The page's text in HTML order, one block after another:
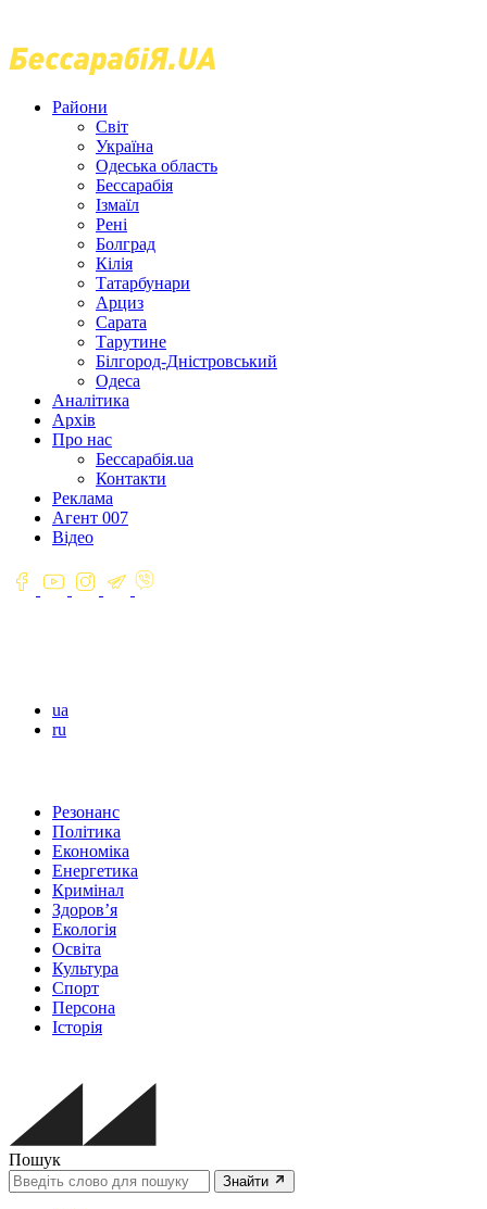
Райони
Світ
Україна
Одеська область
Бессарабія
Ізмаїл
Рені
Болград
Кілія
Татарбунари
Арциз
Сарата
Тарутине
Білгород-Дністровський
Одеса
Аналітика
Архів
Про нас
Бессарабія.ua
Контакти
Реклама
Агент 007
Відео
ua
ru
Резонанс
Політика
Економіка
Енергетика
Кримінал
Здоров’я
Екологія
Освіта
Культура
Спорт
Персона
Історія
Пошук
Знайти